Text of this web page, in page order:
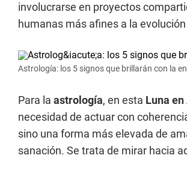
involucrarse en proyectos
humanas más afines a la
Astrología: los 5 signos que brillarán con la
Para la astrología, en esta Luna
necesidad de actuar con
sino una forma más elevada de
sanación. Se trata de mirar hacia